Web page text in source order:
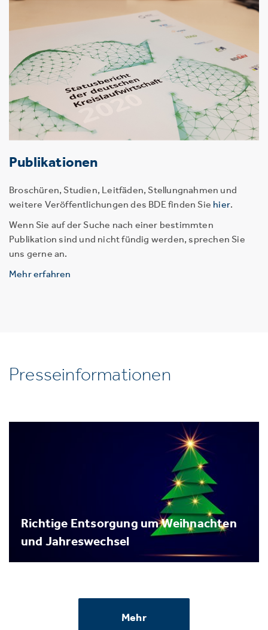
Publikationen
Broschüren, Studien, Leitfäden, Stellungnahmen und
weitere Veröffentlichungen des BDE finden Sie hier.
Wenn Sie auf der Suche nach einer bestimmten
Publikation sind und nicht fündig werden, sprechen Sie
uns gerne an.
Mehr erfahren
Presseinformationen
Richtige Entsorgung um Weihnachten
und Jahreswechsel
Mehr